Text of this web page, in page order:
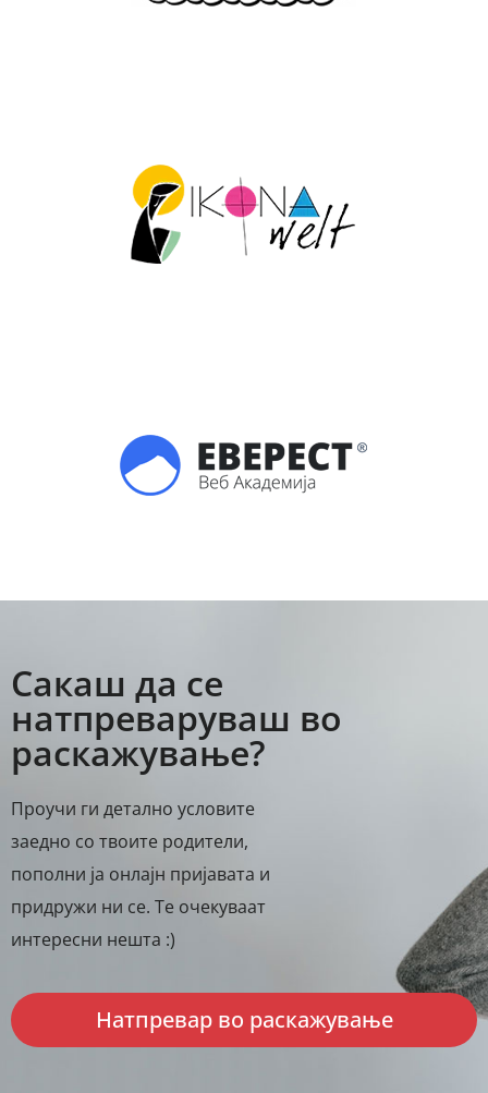
Сакаш да се
натпреваруваш во
раскажување?
Проучи ги детално условите
заедно со твоите родители,
пополни ја онлајн пријавата и
придружи ни се. Те очекуваат
интересни нешта :)
Натпревар во раскажување